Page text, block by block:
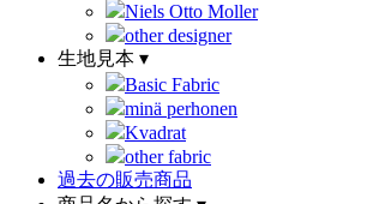
Niels Otto Moller
other designer
生地見本 ▾
Basic Fabric
minä perhonen
Kvadrat
other fabric
過去の販売商品